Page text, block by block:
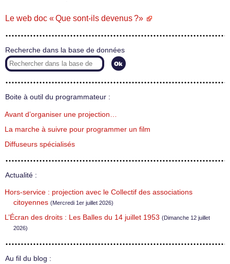
Le web doc « Que sont-ils devenus ?»
Recherche dans la base de données
Boite à outil du programmateur :
Avant d’organiser une projection…
La marche à suivre pour programmer un film
Diffuseurs spécialisés
Actualité :
Hors-service : projection avec le Collectif des associations
citoyennes (Mercredi 1er juillet 2026)
L’Écran des droits : Les Balles du 14 juillet 1953 (Dimanche 12 juillet
2026)
Au fil du blog :